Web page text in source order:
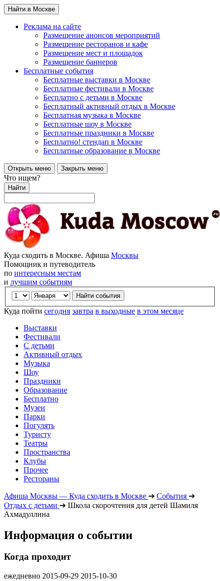
Найти в Москве
Реклама на сайте
Размещение анонсов мероприятий
Размещение ресторанов и кафе
Размещение мест и площадок
Размещение баннеров
Бесплатные события
Бесплатные выставки в Москве
Бесплатные фестивали в Москве
Бесплатно с детьми в Москве
Бесплатный активный отдых в Москве
Бесплатная музыка в Москве
Бесплатные шоу в Москве
Бесплатные праздники в Москве
Бесплатно! стендап в Москве
Бесплатные образование в Москве
Открыть меню Закрыть меню
Что ищем?
Найти
Куда сходить в Москве. Афиша Москвы
Помощник и путеводитель
по интересным местам
и лучшим событиям
Куда пойти сегодня завтра в выходные в этом месяце
Выставки
Фестивали
С детьми
Активный отдых
Музыка
Шоу
Праздники
Образование
Бесплатно
Музеи
Парки
Погулять
Туристу
Театры
Пространства
Клубы
Прочее
Рестораны
Афиша Москвы — Куда сходить в Москве ➔ События ➔
Отдых с детьми ➔ Школа скорочтения для детей Шамиля
Ахмадуллина
Информация о событии
Когда проходит
ежедневно 2015-09-29 2015-10-30